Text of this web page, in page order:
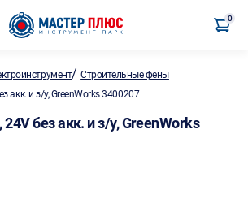
0
/Строительные фены
акк. и з/у, GreenWorks 3400207
без акк. и з/у, GreenWorks